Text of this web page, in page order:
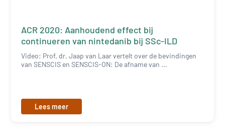
ACR 2020: Aanhoudend effect bij
continueren van nintedanib bij SSc-ILD
Video: Prof. dr. Jaap van Laar vertelt over de bevindingen
van SENSCIS en SENSCIS-ON: De afname van ...
Lees meer